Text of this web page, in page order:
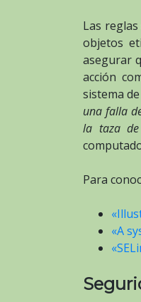
Las
objetos
asegurar
acción
sistema
una falla
la taza
Para
«A